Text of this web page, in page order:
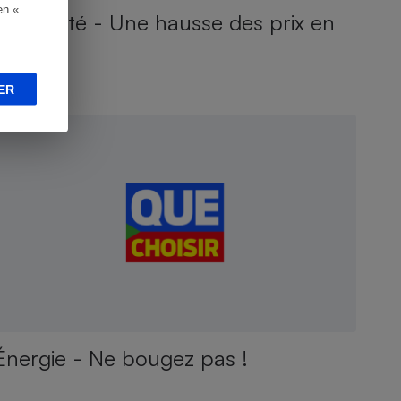
«
- Une hausse des prix en
- Ne bougez pas !